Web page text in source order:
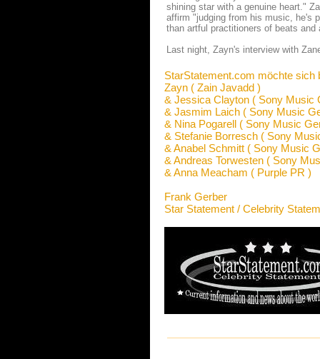
shining star with a genuine heart."
affirm "judging from his music, he's
than artful practitioners of beats and
Last night, Zayn's interview with
StarStatement.com möchte sich
Zayn ( Zain Javadd )
& Jessica Clayton ( Sony Music
& Jasmim Laich ( Sony Music
& Nina Pogarell ( Sony Music
& Stefanie Borresch ( Sony
& Anabel Schmitt ( Sony Music
& Andreas Torwesten ( Sony
& Anna Meacham ( Purple PR )
Frank Gerber
Star Statement / Celebrity